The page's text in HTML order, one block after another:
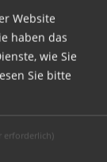
Website
haben das
wie Sie
Sie bitte
erforderlich)